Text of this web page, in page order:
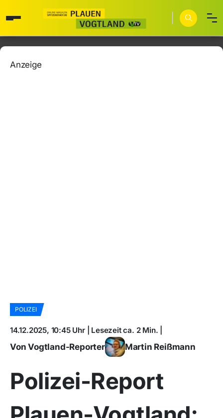
Anzeige
POLIZEI
14.12.2025, 10:45 Uhr | Lesezeit ca. 2 Min. |
Von Vogtland-Reporter Martin Reißmann
Polizei-Report